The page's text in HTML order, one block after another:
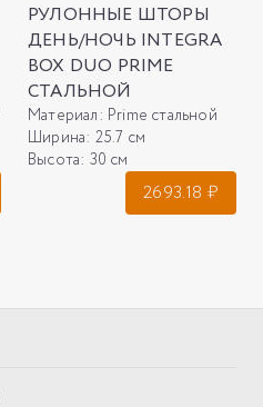
РУЛОННЫЕ ШТОРЫ
ДЕНЬ/НОЧЬ INTEGRA
BOX DUO PRIME
СТАЛЬНОЙ
Материал: Prime стальной
Ширина: 25.7 см
Высота: 30 см
2693.18 ₽